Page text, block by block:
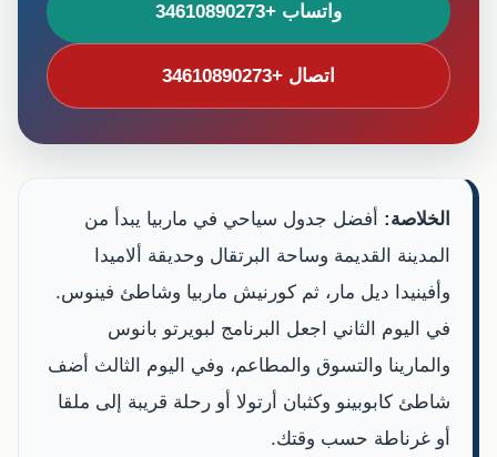
واتساب +34610890273
اتصال +34610890273
الخلاصة: أفضل جدول سياحي في ماربيا يبدأ من
المدينة القديمة وساحة البرتقال وحديقة ألاميدا
وأفينيدا ديل مار، ثم كورنيش ماربيا وشاطئ فينوس.
في اليوم الثاني اجعل البرنامج لبويرتو بانوس
والمارينا والتسوق والمطاعم، وفي اليوم الثالث أضف
شاطئ كابوبينو وكثبان أرتولا أو رحلة قريبة إلى ملقا
أو غرناطة حسب وقتك.